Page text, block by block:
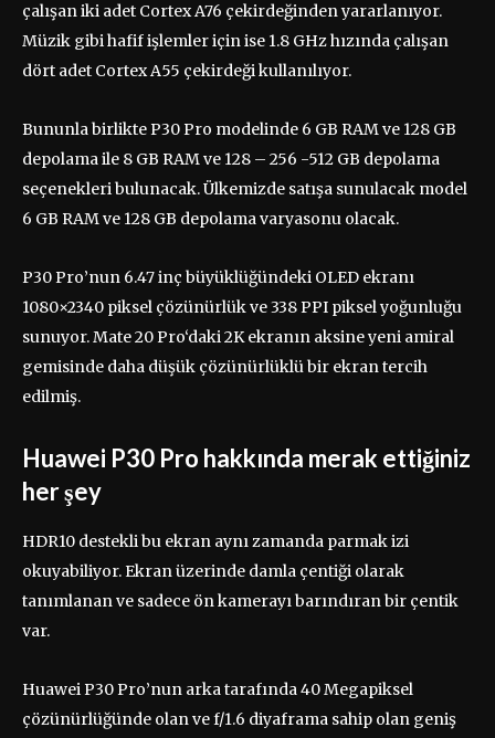
çalışan iki adet Cortex A76 çekirdeğinden yararlanıyor.
Müzik gibi hafif işlemler için ise 1.8 GHz hızında çalışan
dört adet Cortex A55 çekirdeği kullanılıyor.
Bununla birlikte P30 Pro modelinde 6 GB RAM ve 128 GB
depolama ile 8 GB RAM ve 128 – 256 -512 GB depolama
seçenekleri bulunacak. Ülkemizde satışa sunulacak model
6 GB RAM ve 128 GB depolama varyasonu olacak.
P30 Pro’nun 6.47 inç büyüklüğündeki OLED ekranı
1080×2340 piksel çözünürlük ve 338 PPI piksel yoğunluğu
sunuyor. Mate 20 Pro‘daki 2K ekranın aksine yeni amiral
gemisinde daha düşük çözünürlüklü bir ekran tercih
edilmiş.
Huawei P30 Pro hakkında merak ettiğiniz
her şey
HDR10 destekli bu ekran aynı zamanda parmak izi
okuyabiliyor. Ekran üzerinde damla çentiği olarak
tanımlanan ve sadece ön kamerayı barındıran bir çentik
var.
Huawei P30 Pro’nun arka tarafında 40 Megapiksel
çözünürlüğünde olan ve f/1.6 diyaframa sahip olan geniş